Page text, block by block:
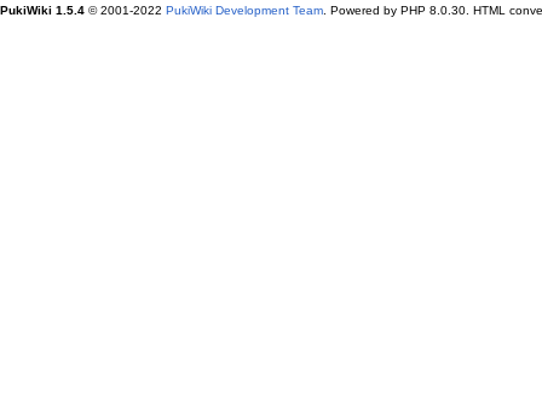
PukiWiki 1.5.4 © 2001-2022 PukiWiki Development Team . Powered by PHP 8.0.30. HTML